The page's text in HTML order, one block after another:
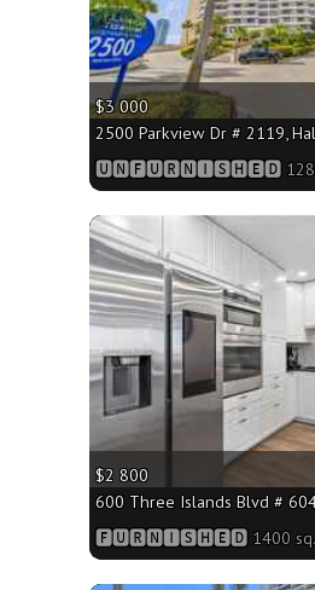
$3 000
2500 Parkview Dr # 2119,
🆄🅽🅵🆄🆁🅽🅸🆂🅷🅴🅳 1280
$2 800
600 Three Islands Blvd #
🅵🆄🆁🅽🅸🆂🅷🅴🅳 1400 sq.
More